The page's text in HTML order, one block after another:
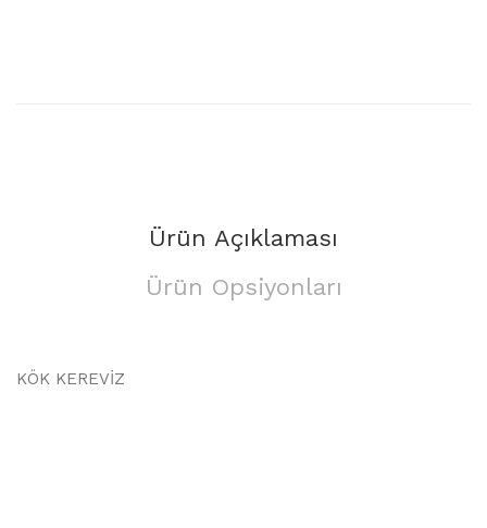
Ürün Açıklaması
Ürün Opsiyonları
KÖK KEREVİZ